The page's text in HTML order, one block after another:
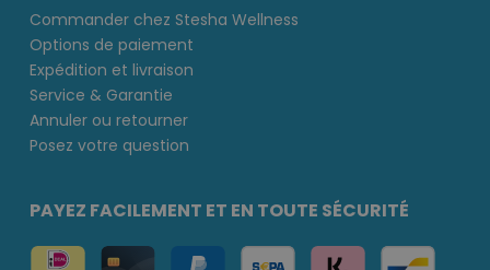
Commander chez Stesha Wellness
Options de paiement
Expédition et livraison
Service & Garantie
Annuler ou retourner
Posez votre question
PAYEZ FACILEMENT ET EN TOUTE SÉCURITÉ